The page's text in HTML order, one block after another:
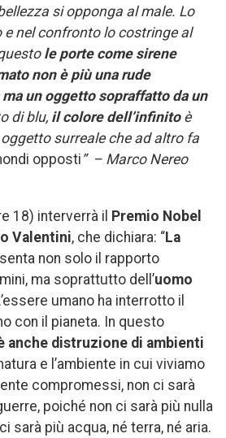
si opponga al male. Lo
nel confronto lo costringe al
le porte come sirene
non è più una rude
un oggetto sopraffatto da un
di blu, il colore dell’infinitoè
oggetto surreale che ad altro fa
opposti ” – Marco Nereo
18) interverrà il Premio Nobel
Valentini, che dichiara: “La
non solo il rapporto
ma soprattutto dell’uomo
umano ha interrotto il
con il pianeta. In questo
anche distruzione di ambienti
e l’ambiente in cui viviamo
compromessi, non ci sarà
poiché non ci sarà più nulla
sarà più acqua, né terra, né aria.